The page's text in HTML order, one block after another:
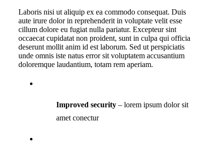
Laboris nisi ut aliquip ex ea commodo consequat. Duis
aute irure dolor in reprehenderit in voluptate velit esse
cillum dolore eu fugiat nulla pariatur. Excepteur sint
occaecat cupidatat non proident, sunt in culpa qui officia
deserunt mollit anim id est laborum. Sed ut perspiciatis
unde omnis iste natus error sit voluptatem accusantium
doloremque laudantium, totam rem aperiam.
Improved security – lorem ipsum dolor sit
amet conectur